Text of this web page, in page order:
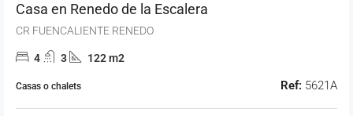
Casa en Renedo de la Escalera
CR FUENCALIENTE RENEDO
4 3 122 m2
Casas o chalets Ref: 5621A